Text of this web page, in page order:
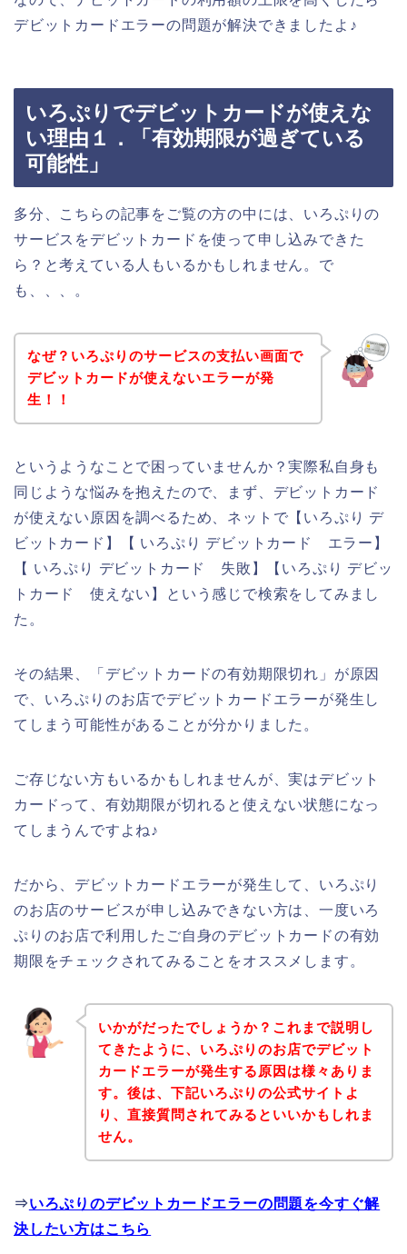
デビットカードエラーの問題が解決できましたよ♪
いろぷりでデビットカードが使えな
い理由１．「有効期限が過ぎている
可能性」
多分、こちらの記事をご覧の方の中には、いろぷりの
サービスをデビットカードを使って申し込みできた
ら？と考えている人もいるかもしれません。で
も、、、。
なぜ？いろぷりのサービスの支払い画面で
デビットカードが使えないエラーが発
生！！
というようなことで困っていませんか？実際私自身も
同じような悩みを抱えたので、まず、デビットカード
が使えない原因を調べるため、ネットで【いろぷり デ
ビットカード】【 いろぷり デビットカード エラー】
【 いろぷり デビットカード 失敗】【いろぷり デビッ
トカード 使えない】という感じで検索をしてみまし
た。
その結果、「デビットカードの有効期限切れ」が原因
で、いろぷりのお店でデビットカードエラーが発生し
てしまう可能性があることが分かりました。
ご存じない方もいるかもしれませんが、実はデビット
カードって、有効期限が切れると使えない状態になっ
てしまうんですよね♪
だから、デビットカードエラーが発生して、いろぷり
のお店のサービスが申し込みできない方は、一度いろ
ぷりのお店で利用したご自身のデビットカードの有効
期限をチェックされてみることをオススメします。
いかがだったでしょうか？これまで説明し
てきたように、いろぷりのお店でデビット
カードエラーが発生する原因は様々ありま
す。後は、下記いろぷりの公式サイトよ
り、直接質問されてみるといいかもしれま
せん。
⇒いろぷりのデビットカードエラーの問題を今すぐ解
決したい方はこちら